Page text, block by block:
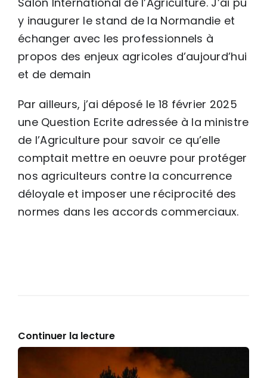
y inaugurer le stand de la Normandie et
échanger avec les professionnels à
propos des enjeux agricoles d’aujourd’hui
et de demain
Par ailleurs, j’ai déposé le 18 février 2025
une Question Ecrite adressée à la ministre
de l’Agriculture pour savoir ce qu’elle
comptait mettre en oeuvre pour protéger
nos agriculteurs contre la concurrence
déloyale et imposer une réciprocité des
normes dans les accords commerciaux.
Continuer la lecture